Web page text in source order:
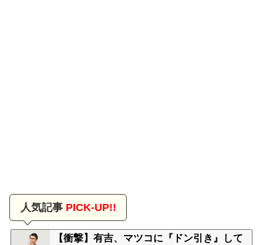
人気記事PICK-UP!!
【衝撃】有吉、マツコに『ドン引き』して